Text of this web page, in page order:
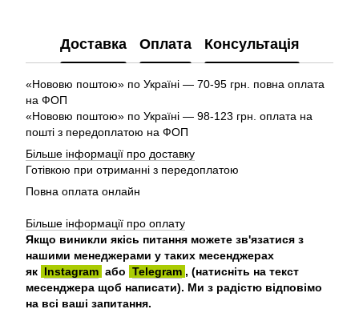
Доставка Оплата Консультація
«Нововю поштою» по Україні — 70-95 грн. повна оплата
на ФОП
«Нововю поштою» по Україні — 98-123 грн. оплата на
пошті з передоплатою на ФОП
Більше інформації про доставку
Готівкою при отриманні з передоплатою
Повна оплата онлайн
Більше інформації про оплату
Якщо виникли якісь питання можете зв'язатися з
нашими менеджерами у таких месенджерах
як Instagram або Telegram , (натисніть на текст
месенджера щоб написати). Ми з радістю відповімо
на всі ваші запитання.